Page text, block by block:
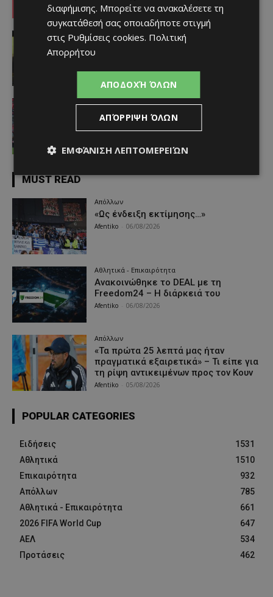
Αθλητικά - Επικαιρότητα
Εκεί συνεχίζει ο Μπαλόγκουν
«Διπλό» με Όζμπολτ στη Νορβηγία
Afentiko - 05/08/2026
MUST READ
Απόλλων
«Ως ένδειξη εκτίμησης…»
Afentiko 06/08/2026
Αθλητικά - Επικαιρότητα
Ανακοινώθηκε το DEAL με τη
Freedom24 – Η διάρκειά του
Afentiko 06/08/2026
Απόλλων
«Τα πρώτα 25 λεπτά μας ήταν
πραγματικά εξαιρετικά» – Τι είπε για
τη ρίψη αντικειμένων προς τον Κουν
Afentiko 05/08/2026
POPULAR CATEGORIES
Ειδήσεις
1531
Αθλητικά
1510
Επικαιρότητα
932
Απόλλων
785
Αθλητικά - Επικαιρότητα
661
2026 FIFA World Cup
647
ΑΕΛ
534
Προτάσεις
462
διαφήμισης. Μπορείτε να ανακαλέσετε τη
συγκατάθεσή σας οποιαδήποτε στιγμή
στις Ρυθμίσεις cookies. Πολιτική
Απορρήτου
ΑΠΟΔΟΧΉ ΌΛΩΝ
ΑΠΌΡΡΙΨΗ ΌΛΩΝ
ΕΜΦΆΝΙΣΗ ΛΕΠΤΟΜΕΡΕΙΏΝ